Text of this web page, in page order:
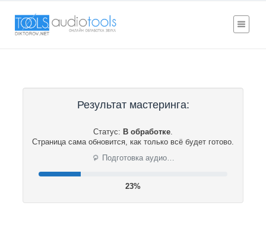
Результат мастеринга:
Статус: В обработке.
Страница сама обновится, как только всё будет готово.
⟳ Подготовка аудио…
23%